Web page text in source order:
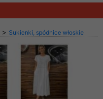
> Sukienki, spódnice włoskie